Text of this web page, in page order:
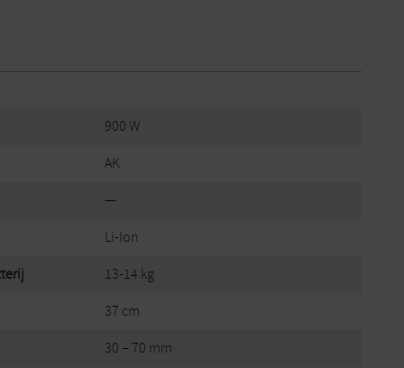
900 W
AK
—
Li-Ion
13-14 kg
37 cm
30 – 70 mm